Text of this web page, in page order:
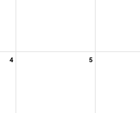
4 5